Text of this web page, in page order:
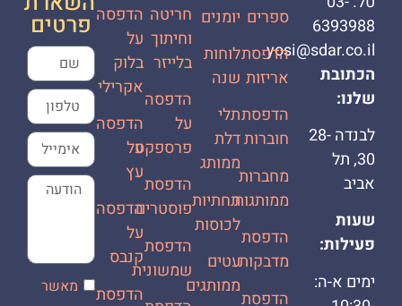
6393988
yosi@sdar.co.il
הכתובת
שלנו:
לבנדה 28-
30, תל
אביב
שעות
פעילות:
ימים א-ה:
ספרים
הדפסת
אריזות
הדפסת
חוברות
מחברות
ממותגות
הדפסת
מדבקות
הדפסת
יומנים
לוחות
שנה
תלי
דלת
ממותג
תחתיות
לכוסות
עטים
ממותגים
חריטה
וחיתוך
בלייזר
הדפסה
על
פרספקס
הדפסת
פוסטרים
הדפסת
שמשונית
הדפסה
על
בלוק
אקרילי
הדפסה
על
עץ
הדפסה
על
קנבס
הדפסת
פרטים
מאשר